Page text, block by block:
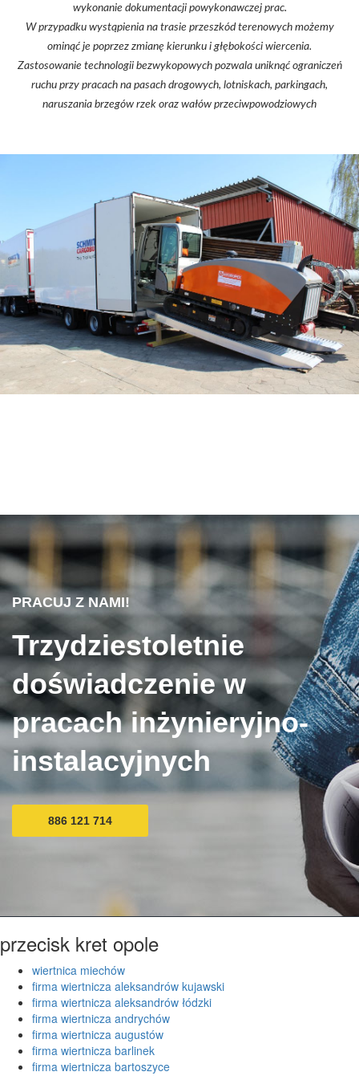
wykonanie dokumentacji powykonawczej prac.
W przypadku wystąpienia na trasie przeszkód terenowych możemy
ominąć je poprzez zmianę kierunku i głębokości wiercenia.
Zastosowanie technologii bezwykopowych pozwala uniknąć ograniczeń
ruchu przy pracach na pasach drogowych, lotniskach, parkingach,
naruszania brzegów rzek oraz wałów przeciwpowodziowych
PRACUJ Z NAMI!
Trzydziestoletnie
doświadczenie w
pracach inżynieryjno-
instalacyjnych
886 121 714
przecisk kret opole
wiertnica miechów
firma wiertnicza aleksandrów kujawski
firma wiertnicza aleksandrów łódzki
firma wiertnicza andrychów
firma wiertnicza augustów
firma wiertnicza barlinek
firma wiertnicza bartoszyce